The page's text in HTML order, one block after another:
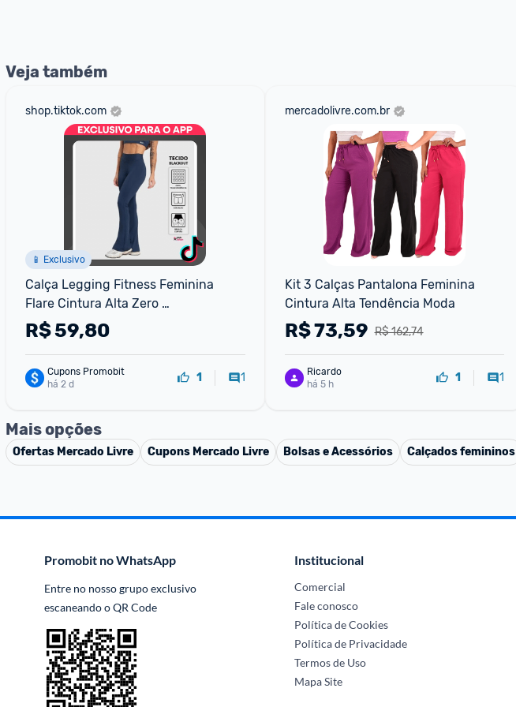
Veja também
shop.tiktok.com
📱 Exclusivo
Calça Legging Fitness Feminina
Flare Cintura Alta Zero
Transparência
R$59,80
Cupons Promobit
há 2 d
1 1
mercadolivre.com.br
Kit 3 Calças Pantalona Feminina
Cintura Alta Tendência Moda
R$ 162,74
R$73,59
Ricardo
há 5 h
1 1
Mais opções
Ofertas Mercado Livre Cupons Mercado Livre Bolsas e Acessórios Calçados femininos
Promobit no WhatsApp
Entre no nosso grupo exclusivo
escaneando o QR Code
Institucional
Comercial
Fale conosco
Política de Cookies
Política de Privacidade
Termos de Uso
Mapa Site